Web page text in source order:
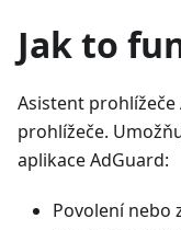
Jak to
Asistent
prohlížeče.
aplikace AdGuard:
Povolení nebo